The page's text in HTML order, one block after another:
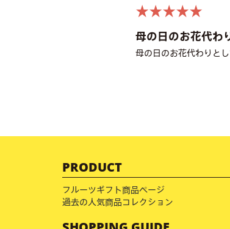
★★★★★
母の日のお花代わ
母の日のお花代わりと
PRODUCT
フルーツギフト商品ページ
過去の人気商品コレクション